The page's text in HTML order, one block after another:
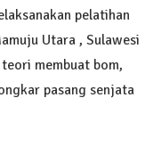
pelatihan
Utara , Sulawesi
membuat bom,
pasang senjata